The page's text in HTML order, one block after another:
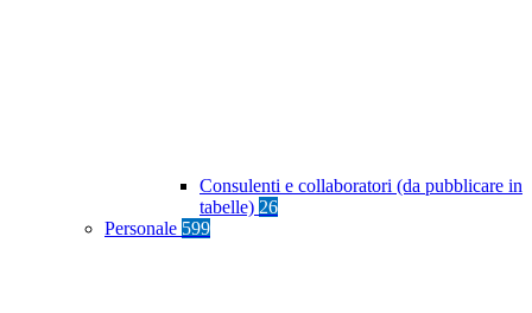
Consulenti e collaboratori (da pubblicare in
tabelle) 26
Personale 599